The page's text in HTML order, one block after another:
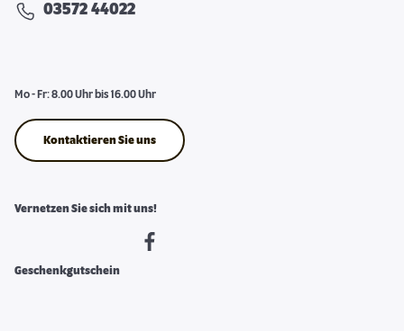
03572 44022
Mo - Fr: 8.00 Uhr bis 16.00 Uhr
Kontaktieren Sie uns
Vernetzen Sie sich mit uns!
Geschenkgutschein